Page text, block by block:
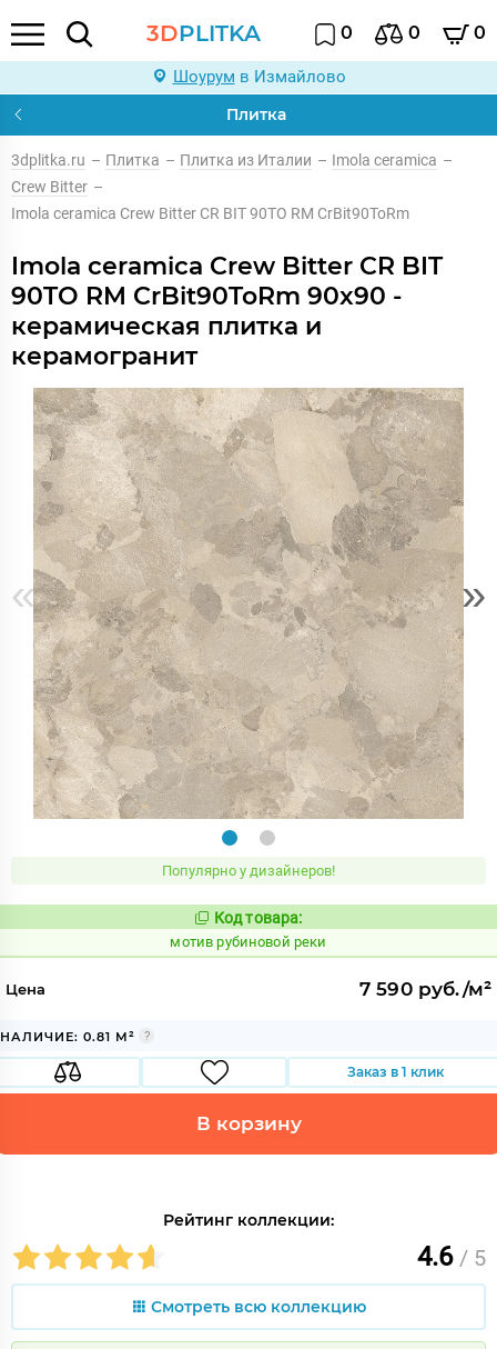
3DPLITKA 0 0 0
Шоурум в Измайлово
Плитка
3dplitka.ru – Плитка – Плитка из Италии – Imola ceramica –
Crew Bitter –
Imola ceramica Crew Bitter CR BIT 90TO RM CrBit90ToRm
Imola ceramica Crew Bitter CR BIT
90TO RM CrBit90ToRm 90x90 -
керамическая плитка и
керамогранит
« »
Популярно у дизайнеров!
Код:
1041204
Код товара:
мотив рубиновой реки
Цена 7 590 руб./м²
НАЛИЧИЕ: 0.81 М²
Заказ в 1 клик
В корзину
Рейтинг коллекции:
4.6 / 5
Смотреть всю коллекцию